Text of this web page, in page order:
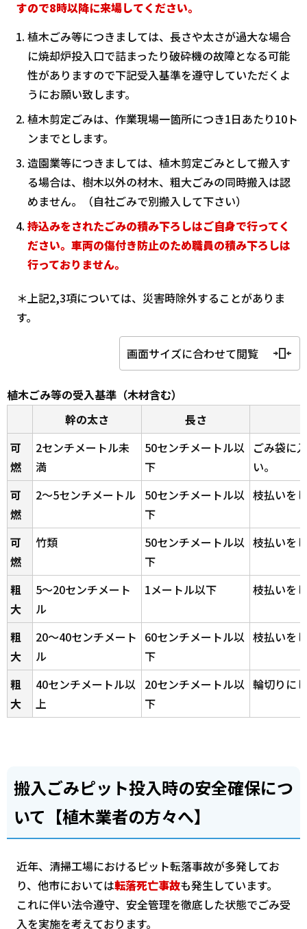
すので8時以降に来場してください。
植木ごみ等につきましては、長さや太さが過大な場合
に焼却炉投入口で詰まったり破砕機の故障となる可能
性がありますので下記受入基準を遵守していただくよ
うにお願い致します。
植木剪定ごみは、作業現場一箇所につき1日あたり10ト
ンまでとします。
造園業等につきましては、植木剪定ごみとして搬入す
る場合は、樹木以外の材木、粗大ごみの同時搬入は認
めません。（自社ごみで別搬入して下さい）
持込みをされたごみの積み下ろしはご自身で行ってく
ださい。車両の傷付き防止のため職員の積み下ろしは
行っておりません。
＊上記2,3項については、災害時除外することがありま
す。
画面サイズに合わせて閲覧
植木ごみ等の受入基準（木材含む）
幹の太さ
長さ
可
燃
2センチメートル未
満
50センチメートル以
下
ごみ袋に
い。
可
燃
2～5センチメートル 50センチメートル以
下
枝払いを
可
燃
竹類
50センチメートル以
下
枝払いを
粗
大
5～20センチメート
ル
1メートル以下 枝払いを
粗
大
20～40センチメート
ル
60センチメートル以
下
枝払いを
粗
大
40センチメートル以
上
20センチメートル以
下
輪切りに
搬入ごみピット投入時の安全確保につ
いて【植木業者の方々へ】
近年、清掃工場におけるピット転落事故が多発してお
り、他市においては転落死亡事故も発生しています。
これに伴い法令遵守、安全管理を徹底した状態でごみ受
入を実施を考えております。